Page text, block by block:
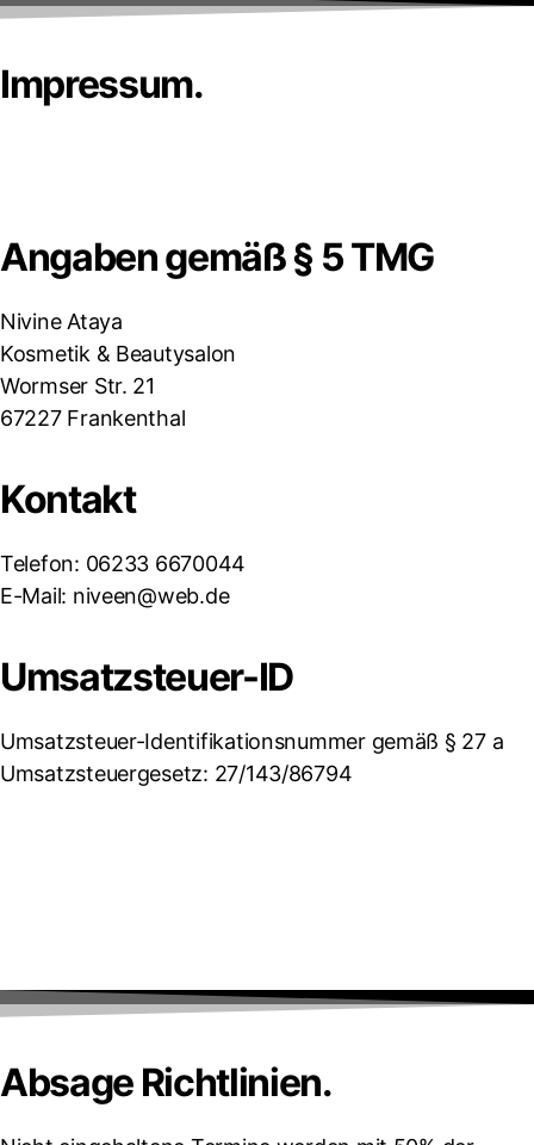
Impressum.
Angaben gemäß § 5 TMG
Nivine Ataya
Kosmetik & Beautysalon
Wormser Str. 21
67227 Frankenthal
Kontakt
Telefon: 06233 6670044
E-Mail: niveen@web.de
Umsatzsteuer-ID
Umsatzsteuer-Identifikationsnummer gemäß § 27 a
Umsatzsteuergesetz: 27/143/86794
Absage Richtlinien.